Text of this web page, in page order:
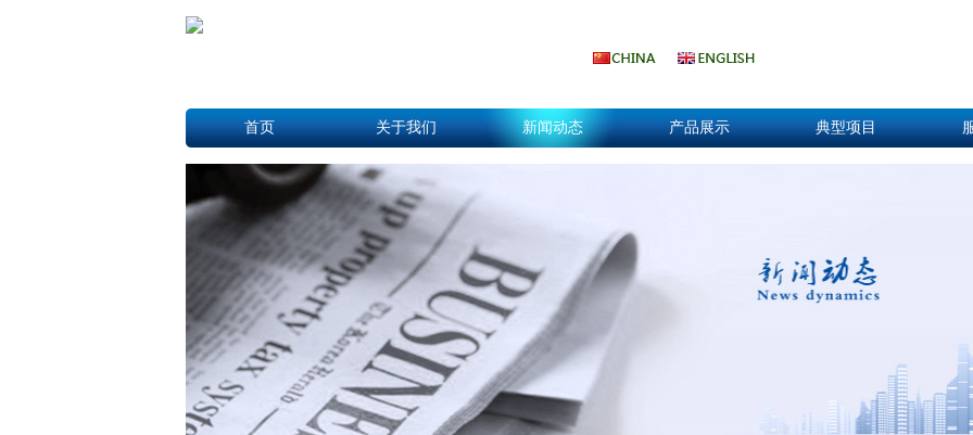
首页 关于我们 新闻动态 产品展示 典型项目